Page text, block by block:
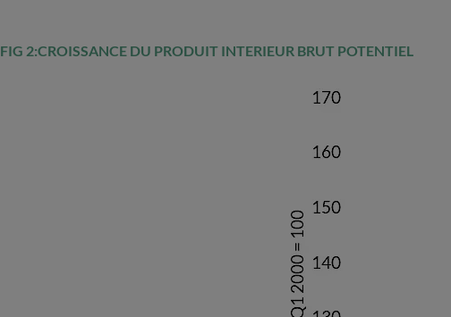
FIG 2:CROISSANCE DU PRODUIT INTERIEUR BRUT POTENTIEL